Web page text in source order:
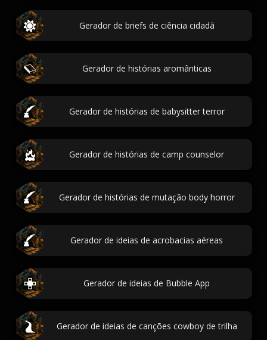
Gerador de briefs de ciência cidadã
Gerador de histórias aromânticas
Gerador de histórias de babysitter terror
Gerador de histórias de camp counselor
Gerador de histórias de mutação body horror
Gerador de ideias de acrobacias aéreas
Gerador de ideias de Bubble App
Gerador de ideias de canções cowboy de trilha